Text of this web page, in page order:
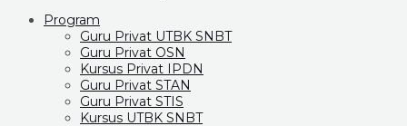
Program
Guru Privat UTBK SNBT
Guru Privat OSN
Kursus Privat IPDN
Guru Privat STAN
Guru Privat STIS
Kursus UTBK SNBT